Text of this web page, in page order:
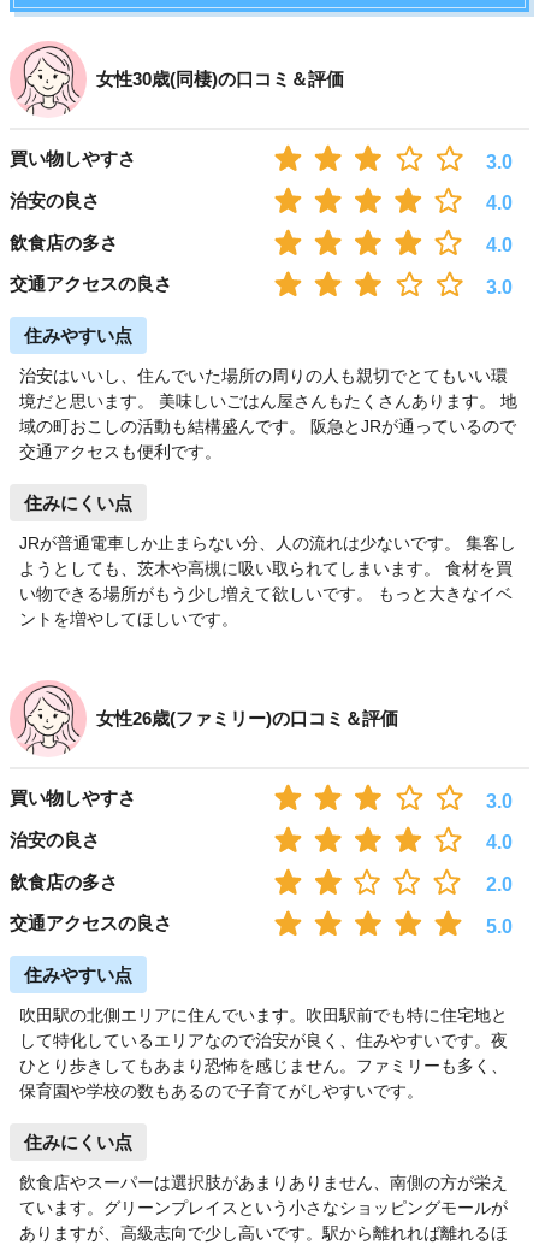
女性30歳(同棲)の口コミ＆評価
買い物しやすさ
3.0
治安の良さ
4.0
飲食店の多さ
4.0
交通アクセスの良さ
3.0
住みやすい点
治安はいいし、住んでいた場所の周りの人も親切でとてもいい環
境だと思います。 美味しいごはん屋さんもたくさんあります。 地
域の町おこしの活動も結構盛んです。 阪急とJRが通っているので
交通アクセスも便利です。
住みにくい点
JRが普通電車しか止まらない分、人の流れは少ないです。 集客し
ようとしても、茨木や高槻に吸い取られてしまいます。 食材を買
い物できる場所がもう少し増えて欲しいです。 もっと大きなイベ
ントを増やしてほしいです。
女性26歳(ファミリー)の口コミ＆評価
買い物しやすさ
3.0
治安の良さ
4.0
飲食店の多さ
2.0
交通アクセスの良さ
5.0
住みやすい点
吹田駅の北側エリアに住んでいます。吹田駅前でも特に住宅地と
して特化しているエリアなので治安が良く、住みやすいです。夜
ひとり歩きしてもあまり恐怖を感じません。ファミリーも多く、
保育園や学校の数もあるので子育てがしやすいです。
住みにくい点
飲食店やスーパーは選択肢があまりありません、南側の方が栄え
ています。グリーンプレイスという小さなショッピングモールが
ありますが、高級志向で少し高いです。駅から離れれば離れるほ